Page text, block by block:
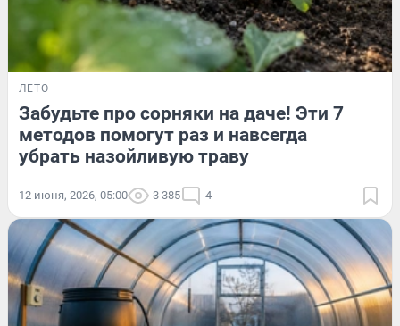
ЛЕТО
Забудьте про сорняки на даче! Эти 7
методов помогут раз и навсегда
убрать назойливую траву
12 июня, 2026, 05:00 3 385 4